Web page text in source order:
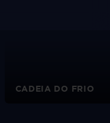
CADEIA DO FRIO